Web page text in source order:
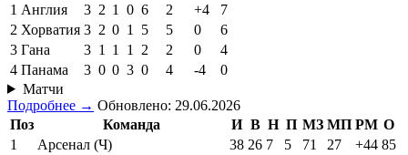
1 Англия 3 2 1 0 6 2 +4
7
2 Хорватия 3 2 0 1 5 5 0
6
3 Гана 3 1 1 1 2 2 0
4
4 Панама 3 0 0 3 0 4 -4
0
Матчи
Подробнее → Обновлено: 29.06.2026
Поз
Команда И В Н П МЗ МП РМ О
1
Арсенал (Ч) 38 26 7 5 71 27 +44 85